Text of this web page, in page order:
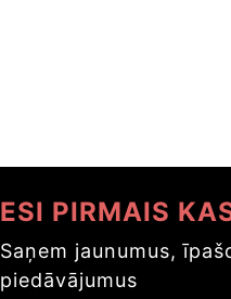
ESI PIRMAIS
Saņem jaunumus,
piedāvājumus